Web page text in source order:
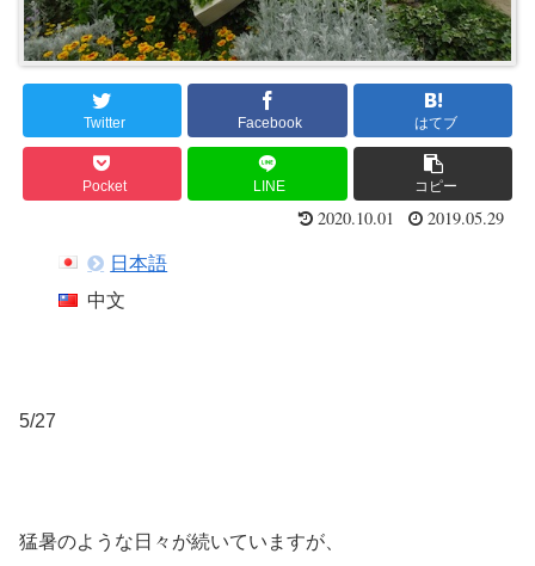
Twitter Facebook はてブ
Pocket LINE コピー
2020.10.01 2019.05.29
日本語
中文
5/27
猛暑のような日々が続いていますが、